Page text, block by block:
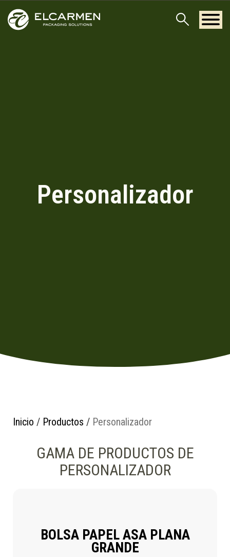
Personalizador
Inicio / Productos / Personalizador
GAMA DE PRODUCTOS DE
PERSONALIZADOR
BOLSA PAPEL ASA PLANA
GRANDE